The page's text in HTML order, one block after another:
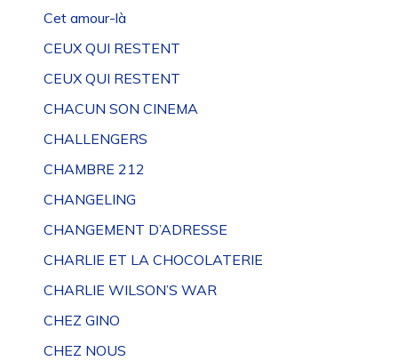
Cet amour-là
CEUX QUI RESTENT
CEUX QUI RESTENT
CHACUN SON CINEMA
CHALLENGERS
CHAMBRE 212
CHANGELING
CHANGEMENT D’ADRESSE
CHARLIE ET LA CHOCOLATERIE
CHARLIE WILSON’S WAR
CHEZ GINO
CHEZ NOUS